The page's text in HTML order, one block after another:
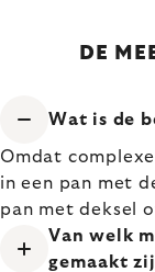
DE
Wat is de
Omdat
in een pan met
pan met deksel
Van welk
gemaakt